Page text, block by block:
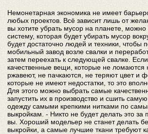
Немонетарная экономика не имеет
любых проектов. Всё зависит лишь от
вы хотите убрать мусор на планете, можно
систему, которая будет убирать мусор
будет достаточно людей и техники, чтобы
мобильный завод возле свалки и
затем переехать к следующей свалке.
качественные вещи, которые не ломаются
ржавеют, не пачкаются, не теряют цвет и
которые не имеют недостатки, то это
Для этого можно выбрать самые
запустить их в производство и сшить
одежду самыми крепкими нитками по
выкройкам. - Никто не будет делать это за
вы. Хороший модельер не станет делать
выкройки, а самые лучшие ткани требуют